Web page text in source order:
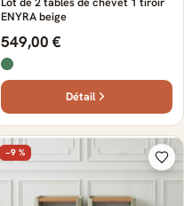
ENYRA beige
549,00 €
Détail
−9 %